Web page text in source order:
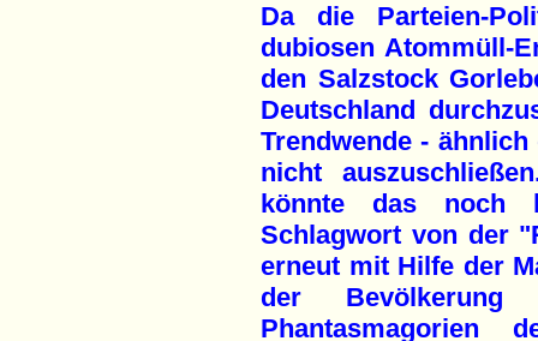
Da die Parteien-
dubiosen Atommüll-
den Salzstock
Deutschland
Trendwende -
nicht
könnte das noch
Schlagwort von der
erneut mit Hilfe der
der Bevölkerung
Phantasmagorien